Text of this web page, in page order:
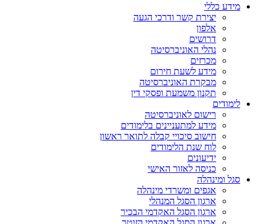
מידע כללי
יצירת קשר ודרכי הגעה
אלפון
דרושים
נהלי האוניברסיטה
מכרזים
מידע לשעת חירום
מבקרת האוניברסיטה
תקנון משמעת ופסקי דין
לימודים
רישום לאוניברסיטה
מידע למתעניינים בלימודים
חישוב סיכויי קבלה לתואר ראשון
לוח שנת הלימודים
ידיעונים
כניסה לאזור האישי
סגל ומינהלה
אגפים ומשרדי מינהלה
ארגון הסגל המנהלי
ארגון הסגל האקדמי הבכיר